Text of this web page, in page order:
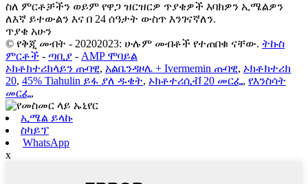
ስለ ምርቶቻችን ወይም የዋጋ ዝርዝርዎ ጥያቄዎች እባክዎን ኢሜልዎን
ለእኛ ይተውልን እና በ 24 ሰዓታት ውስጥ እንገናኛለን.
ጥያቄ አሁን
© የቅጂ መብት - 20202023: ሁሉም መብቶች የተጠበቁ ናቸው. ትኩስ
ምርቶች - ጣቢያ - AMP ሞባይል
ኦክቶክተሪክላይን ጡባዊ, አልቤንዳዞሌ + Ivermemin ጡባዊ, ኦክቶክተሪክ
20, 45% Tiahulin ይፋ ያለ ዱቄት, ኦክቶተሪሲቭ 20 መርፌ, የእንስሳት
መርፌ,
ኢሜል ይላኩ
ስካይፕ
WhatsApp
x